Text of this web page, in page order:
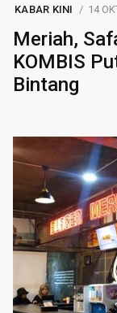
KABAR KINI 14
Meriah,
KOMBIS
Bintang